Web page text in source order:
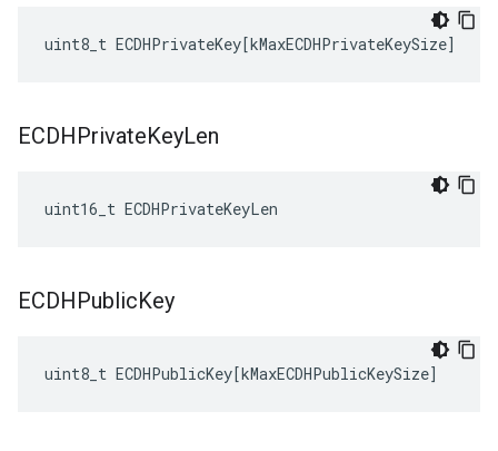
uint8_t ECDHPrivateKey[kMaxECDHPrivateKeySize]
ECDHPrivateKeyLen
uint16_t ECDHPrivateKeyLen
ECDHPublicKey
uint8_t ECDHPublicKey[kMaxECDHPublicKeySize]